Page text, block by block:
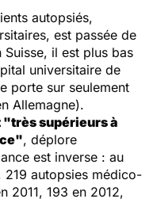
autopsiés,
est passée de
il est plus bas
universitaire de
porte sur seulement
Allemagne).
supérieurs à
, déplore
est inverse : au
219 autopsies médico-
2011, 193 en 2012,